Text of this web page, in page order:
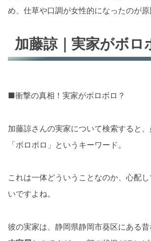
め、仕草や口調が女性的になったのが原
加藤諒｜実家がボロ
■衝撃の真相！実家がボロボロ？
加藤諒さんの実家について検索すると
「ボロボロ」というキーワード。
これは一体どういうことなのか、心配
いですよね。
彼の実家は、静岡県静岡市葵区にある